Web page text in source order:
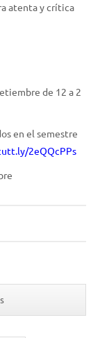
atenta y crítica
de 12 a 2
en el semestre
2eQQcPPs